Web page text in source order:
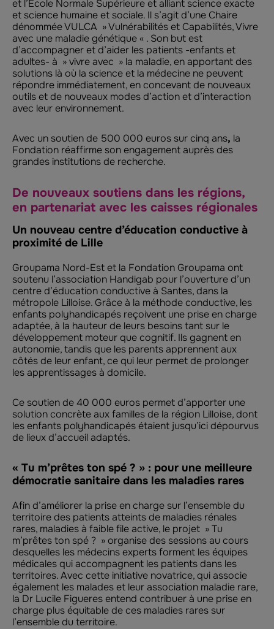
et l’Ecole Normale Supérieure et alliant science exacte
et science humaine et sociale. Il s’agit d’une Chaire
dénommée VULCA » Vulnérabilités et Capabilités, Vivre
avec une maladie génétique « . Son but est
d’accompagner et d’aider les patients -enfants et
adultes- à » vivre avec » la maladie, en apportant des
solutions là où la science et la médecine ne peuvent
répondre immédiatement, en concevant de nouveaux
outils et de nouveaux modes d’action et d’interaction
avec leur environnement.
Avec un soutien de 500 000 euros sur cinq ans, la
Fondation réaffirme son engagement auprès des
grandes institutions de recherche.
De nouveaux soutiens dans les régions,
en partenariat avec les caisses régionales
Un nouveau centre d’éducation conductive à
proximité de Lille
Groupama Nord-Est et la Fondation Groupama ont
soutenu l’association Handigab pour l’ouverture d’un
centre d’éducation conductive à Santes, dans la
métropole Lilloise. Grâce à la méthode conductive, les
enfants polyhandicapés reçoivent une prise en charge
adaptée, à la hauteur de leurs besoins tant sur le
développement moteur que cognitif. Ils gagnent en
autonomie, tandis que les parents apprennent aux
côtés de leur enfant, ce qui leur permet de prolonger
les apprentissages à domicile.
Ce soutien de 40 000 euros permet d’apporter une
solution concrète aux familles de la région Lilloise, dont
les enfants polyhandicapés étaient jusqu’ici dépourvus
de lieux d’accueil adaptés.
« Tu m’prêtes ton spé ? » : pour une meilleure
démocratie sanitaire dans les maladies rares
Afin d’améliorer la prise en charge sur l’ensemble du
territoire des patients atteints de maladies rénales
rares, maladies à faible file active, le projet » Tu
m’prêtes ton spé ? » organise des sessions au cours
desquelles les médecins experts forment les équipes
médicales qui accompagnent les patients dans les
territoires. Avec cette initiative novatrice, qui associe
également les malades et leur association maladie rare,
la Dr Lucile Figueres entend contribuer à une prise en
charge plus équitable de ces maladies rares sur
l’ensemble du territoire.